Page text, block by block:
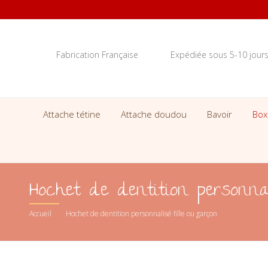
Fabrication Française Expédiée sous 5-10
Attache tétine Attache doudou Bavoir
Hochet de dentition
Accueil Hochet de dentition personnalisé fille ou garçon